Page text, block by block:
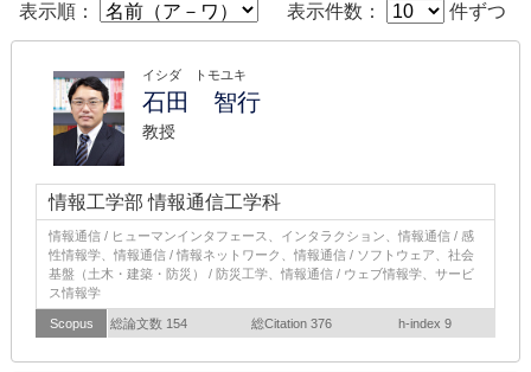
表示順： 表示件数： 件ずつ
イシダ トモユキ
石田 智行
教授
情報工学部 情報通信工学科
情報通信 / ヒューマンインタフェース、インタラクション、情報通信 / 感
性情報学、情報通信 / 情報ネットワーク、情報通信 / ソフトウェア、社会
基盤（土木・建築・防災） / 防災工学、情報通信 / ウェブ情報学、サービ
ス情報学
Scopus 総論文数 154 総Citation 376 h-index 9